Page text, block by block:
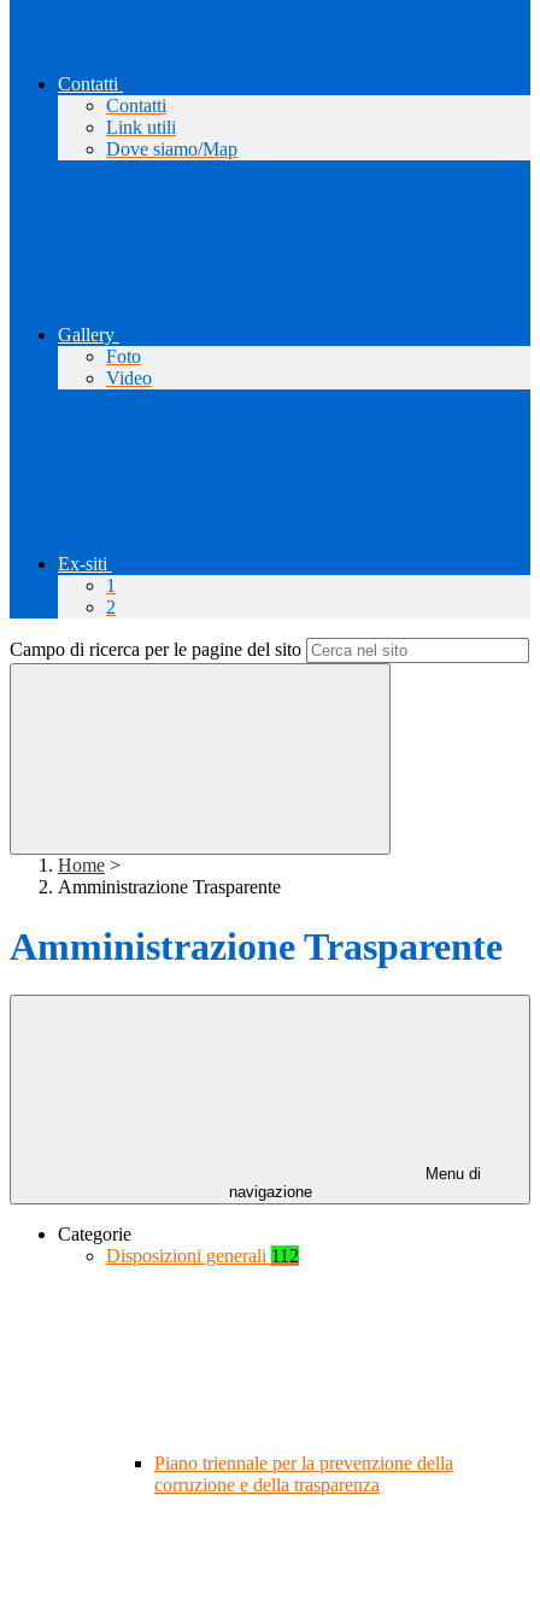
Contatti
Contatti
Link utili
Dove siamo/Map
Gallery
Foto
Video
Ex-siti
1
2
Campo di ricerca per le pagine del sito
Home >
Amministrazione Trasparente
Amministrazione Trasparente
Menu di
navigazione
Categorie
Disposizioni generali 112
Piano triennale per la prevenzione della
corruzione e della trasparenza